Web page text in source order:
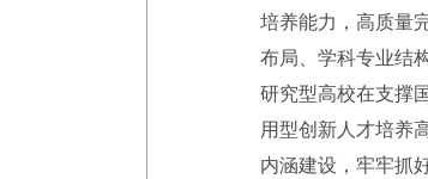
培养能力，高质量
布局、学科专业结
研究型高校在支撑
用型创新人才培养
内涵建设，牢牢抓